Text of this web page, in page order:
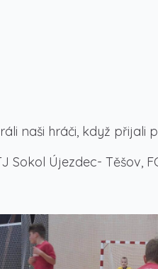
naši hráči, když
Újezdec- Těšov,